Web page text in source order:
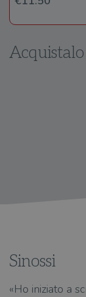
Acquistalo
Sinossi
«Ho iniziato a